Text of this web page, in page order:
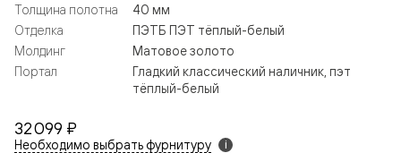
32 099 ₽
Необходимо выбрать фурнитуру i
Толщина полотна
40 мм
Отделка
ПЭТБ ПЭТ тёплый-белый
Молдинг
Матовое золото
Портал
Гладкий классический наличник, пэт
тёплый-белый